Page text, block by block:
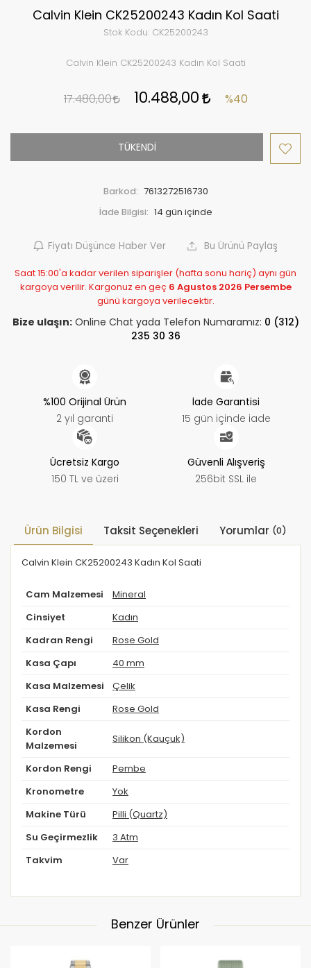
Calvin Klein CK25200243 Kadın Kol Saati
Stok Kodu:CK25200243
Calvin Klein CK25200243 Kadın Kol Saati
17.480,00 10.488,00 %40
TÜKENDİ
Barkod: 7613272516730
İade Bilgisi:
Fiyatı Düşünce Haber Ver Bu Ürünü Paylaş
Saat 15:00'a kadar verilen siparişler (hafta sonu hariç) aynı gün
kargoya verilir. Kargonuz en geç 6 Agustos 2026 Persembe
günü kargoya verilecektir.
Bize ulaşın:Online Chat yada Telefon Numaramız: 0 (312)
235 30 36
%100 Orijinal Ürün
2 yıl garanti
İade Garantisi
15 gün içinde iade
Ücretsiz Kargo
150 TL ve üzeri
Güvenli Alışveriş
256bit SSL ile
Ürün Bilgisi Taksit Seçenekleri Yorumlar (0)
Calvin Klein CK25200243 Kadın Kol Saati
Cam Malzemesi Mineral
Cinsiyet Kadın
Kadran Rengi Rose Gold
Kasa Çapı 40 mm
Kasa Malzemesi Çelik
Kasa Rengi Rose Gold
Kordon
Malzemesi
Silikon (Kauçuk)
Kordon Rengi Pembe
Kronometre Yok
Makine Türü Pilli (Quartz)
Su Geçirmezlik 3 Atm
Takvim Var
Benzer Ürünler